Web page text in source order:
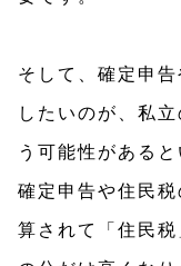
そして、確定申
したいのが、私
う可能性があると
確定申告や住民
算されて「住民